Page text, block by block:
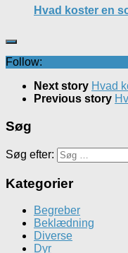
Hvad koster en
Follow:
Next story Hvad
Previous story
Søg
Søg efter:
Kategorier
Begreber
Beklædning
Diverse
Dyr